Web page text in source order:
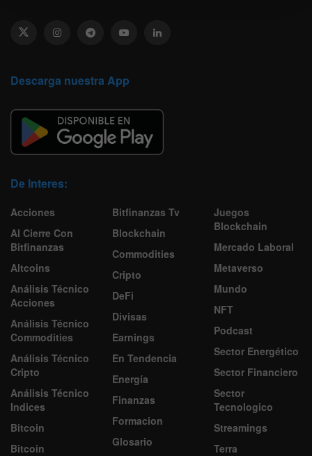
Descarga nuestra App
De Interes:
Acciones
Al Cierre Con
Bitfinanzas
Altcoins
Análisis Técnico
Acciones
Análisis Técnico
Commodities
Análisis Técnico
Cripto
Análisis Técnico
Indices
Bitcoin
Bitcoin
Bitfinanzas Tv
Blockchain
Commodities
Cripto
DeFi
Divisas
Earnings
En Tendencia
Energía
Finanzas
Formacion
Glosario
Juegos
Blockchain
Mercado Laboral
Metaverso
Mundo
NFT
Podcast
Sector Energético
Sector Financiero
Sector
Tecnologico
Streamings
Terra